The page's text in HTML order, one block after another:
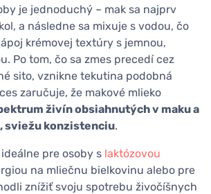
je jednoduchý – mak sa najprv
a následne sa mixuje s vodou, čo
krémovej textúry s jemnou,
Po tom, čo sa zmes precedí cez
sito, vznikne tekutina podobná
zaručuje, že makové mlieko
živín obsiahnutých v maku a
sviežu konzistenciu.
pre osoby s laktózovou
na mliečnu bielkovinu alebo pre
znížiť svoju spotrebu živočíšnych